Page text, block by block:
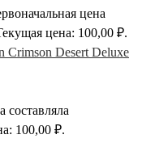
цена
цена: 100,00 ₽.
Crimson Desert Deluxe
составляла
100,00 ₽.